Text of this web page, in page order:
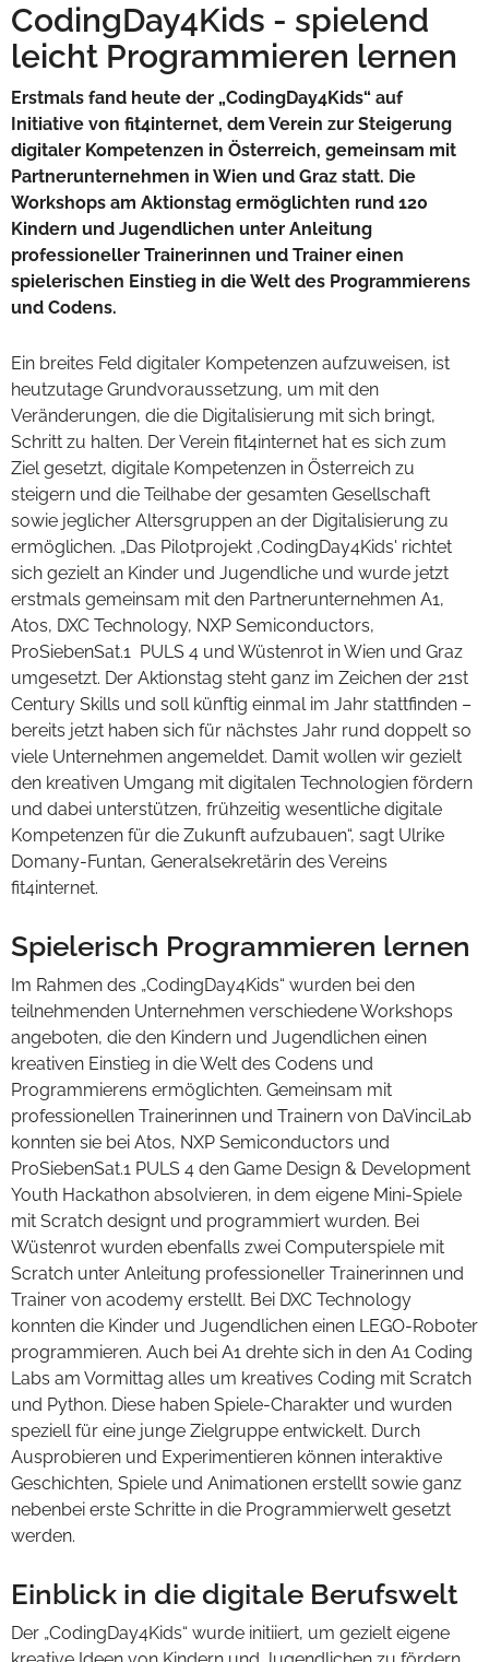
CodingDay4Kids - spielend
leicht Programmieren lernen
Erstmals fand heute der „CodingDay4Kids“ auf
Initiative von fit4internet, dem Verein zur Steigerung
digitaler Kompetenzen in Österreich, gemeinsam mit
Partnerunternehmen in Wien und Graz statt. Die
Workshops am Aktionstag ermöglichten rund 120
Kindern und Jugendlichen unter Anleitung
professioneller Trainerinnen und Trainer einen
spielerischen Einstieg in die Welt des Programmierens
und Codens.
Ein breites Feld digitaler Kompetenzen aufzuweisen, ist
heutzutage Grundvoraussetzung, um mit den
Veränderungen, die die Digitalisierung mit sich bringt,
Schritt zu halten. Der Verein fit4internet hat es sich zum
Ziel gesetzt, digitale Kompetenzen in Österreich zu
steigern und die Teilhabe der gesamten Gesellschaft
sowie jeglicher Altersgruppen an der Digitalisierung zu
ermöglichen. „Das Pilotprojekt ‚CodingDay4Kids' richtet
sich gezielt an Kinder und Jugendliche und wurde jetzt
erstmals gemeinsam mit den Partnerunternehmen A1,
Atos, DXC Technology, NXP Semiconductors,
ProSiebenSat.1 PULS 4 und Wüstenrot in Wien und Graz
umgesetzt. Der Aktionstag steht ganz im Zeichen der 21st
Century Skills und soll künftig einmal im Jahr stattfinden –
bereits jetzt haben sich für nächstes Jahr rund doppelt so
viele Unternehmen angemeldet. Damit wollen wir gezielt
den kreativen Umgang mit digitalen Technologien fördern
und dabei unterstützen, frühzeitig wesentliche digitale
Kompetenzen für die Zukunft aufzubauen“, sagt Ulrike
Domany-Funtan, Generalsekretärin des Vereins
fit4internet.
Spielerisch Programmieren lernen
Im Rahmen des „CodingDay4Kids“ wurden bei den
teilnehmenden Unternehmen verschiedene Workshops
angeboten, die den Kindern und Jugendlichen einen
kreativen Einstieg in die Welt des Codens und
Programmierens ermöglichten. Gemeinsam mit
professionellen Trainerinnen und Trainern von DaVinciLab
konnten sie bei Atos, NXP Semiconductors und
ProSiebenSat.1 PULS 4 den Game Design & Development
Youth Hackathon absolvieren, in dem eigene Mini-Spiele
mit Scratch designt und programmiert wurden. Bei
Wüstenrot wurden ebenfalls zwei Computerspiele mit
Scratch unter Anleitung professioneller Trainerinnen und
Trainer von acodemy erstellt. Bei DXC Technology
konnten die Kinder und Jugendlichen einen LEGO-Roboter
programmieren. Auch bei A1 drehte sich in den A1 Coding
Labs am Vormittag alles um kreatives Coding mit Scratch
und Python. Diese haben Spiele-Charakter und wurden
speziell für eine junge Zielgruppe entwickelt. Durch
Ausprobieren und Experimentieren können interaktive
Geschichten, Spiele und Animationen erstellt sowie ganz
nebenbei erste Schritte in die Programmierwelt gesetzt
werden.
Einblick in die digitale Berufswelt
Der „CodingDay4Kids“ wurde initiiert, um gezielt eigene